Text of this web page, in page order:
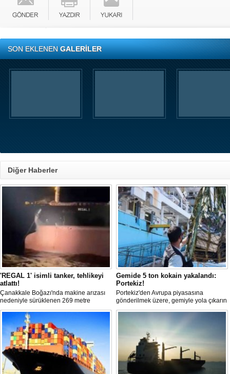
SON EKLENENGALERİLER
Diğer Haberler
'REGAL 1' isimli tanker, tehlikeyi
atlattı!
Çanakkale Boğazı'nda makine arızası
nedeniyle sürüklenen 269 metre
uzunluğundaki 'REGAL 1' isimli tanker,
römorkörler yardımıyla Şevketiye Demir
Sahası'na çekilerek kurtarıldı.
Gemide 5 ton kokain yakalandı:
Portekiz!
Portekiz'den Avrupa piyasasına
gönderilmek üzere, gemiyle yola çıkarın
5 ton kokain, Portekiz polisi ile Portekiz
operasyonuyla durduruldu. Operasyon
kapsamında, gemideki iki yabancı
uyruklu kişi bir gemi mürettebatı
gözaltına alındı.